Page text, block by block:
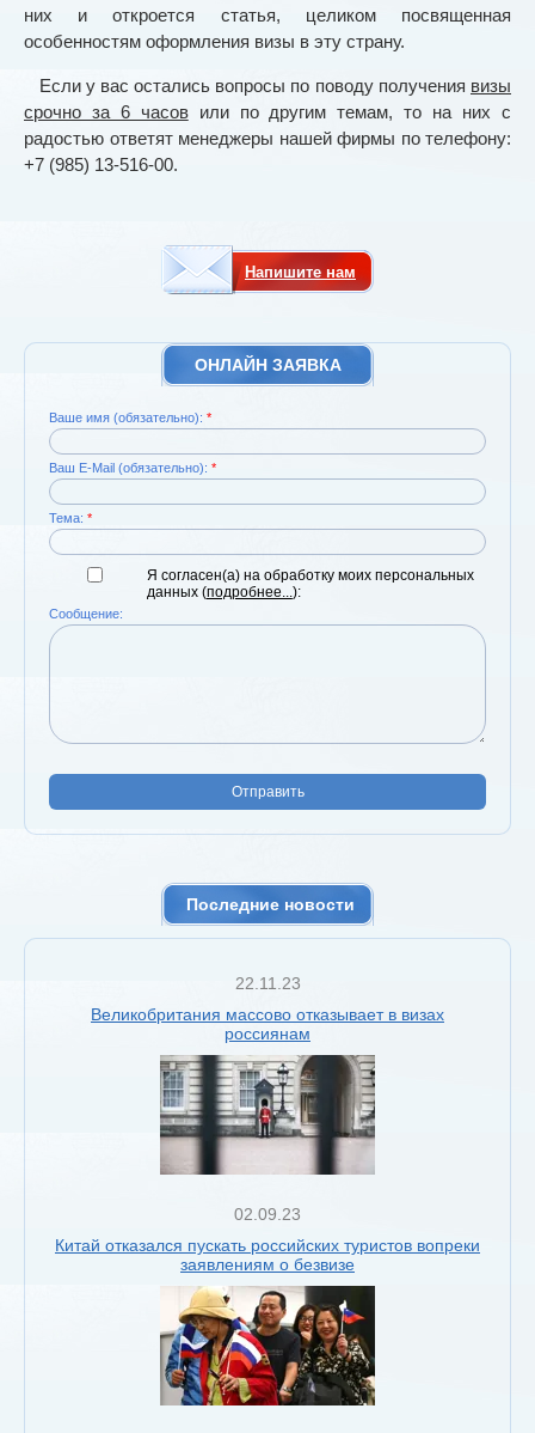
них и откроется статья, целиком посвященная
особенностям оформления визы в эту страну.
Если у вас остались вопросы по поводу получения визы
срочно за 6 часовили по другим темам, то на них с
радостью ответят менеджеры нашей фирмы по телефону:
+7 (985) 13-516-00.
Напишите нам
ОНЛАЙН ЗАЯВКА
Ваше имя (обязательно): *
Ваш E-Mail (обязательно): *
Тема: *
Я согласен(а) на обработку моих персональных
данных (подробнее...):
Сообщение:
Отправить
Последние новости
22.11.23
Великобритания массово отказывает в визах
россиянам
02.09.23
Китай отказался пускать российских туристов вопреки
заявлениям о безвизе